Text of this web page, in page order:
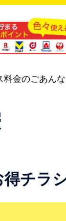
料金のごあん
得チラ